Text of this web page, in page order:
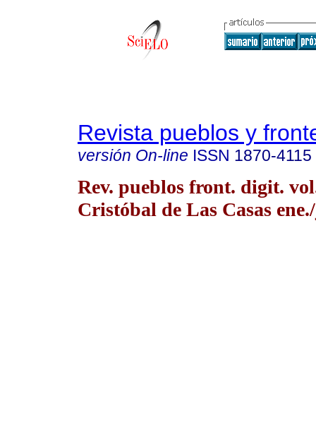
Revista pueblos y
versión On-line ISSN 1870-4115
Rev. pueblos front. digit.
Cristóbal de Las Casas